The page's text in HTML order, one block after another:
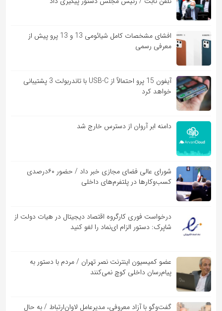
افشای مشخصات کامل شیائومی 13 و 13 پرو پیش از
معرفی رسمی
آیفون 15 پرو احتمالاً از USB-C با تاندربولت 3 پشتیبانی
خواهد کرد
دامنه ابر آروان از دسترس خارج شد
شورای عالی فضای مجازی خبر داد / حضور ۶۰درصدی
کسب‌و‌کارها در پلتفرم‌های داخلی
درخواست فوری کارگروه اقتصاد دیجیتال در هیات دولت از
شاپرک: دستور الزام ای‌نماد را لغو کنید
عضو کمیسیون اینترنت نصر تهران / مردم با دستور به
پیام‌رسان داخلی کوچ نمی‌کنند
گفت‌و‌گو با آزاد معروفی، مدیرعامل لاوان‌ارتباط / به حال